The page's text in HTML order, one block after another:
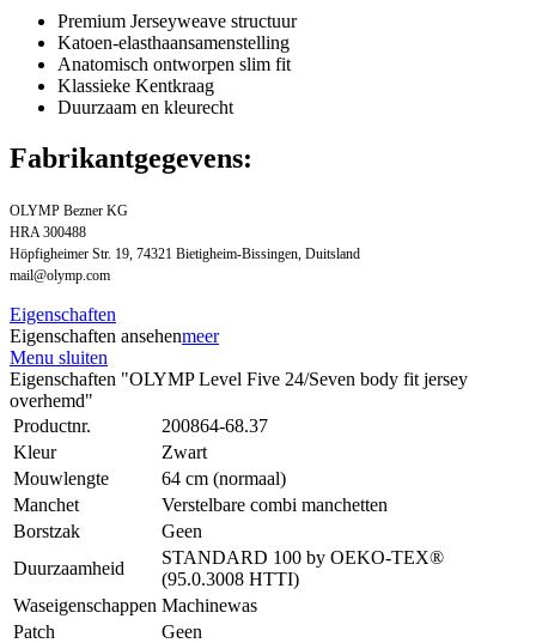
Premium Jerseyweave structuur
Katoen-elasthaansamenstelling
Anatomisch ontworpen slim fit
Klassieke Kentkraag
Duurzaam en kleurecht
Fabrikantgegevens:
OLYMP Bezner KG
HRA 300488
Höpfigheimer Str. 19, 74321 Bietigheim-Bissingen, Duitsland
mail@olymp.com
Eigenschaften
Eigenschaften ansehenmeer
Menu sluiten
Eigenschaften "OLYMP Level Five 24/Seven body fit jersey
overhemd"
Productnr.
200864-68.37
Kleur
Zwart
Mouwlengte
64 cm (normaal)
Manchet
Verstelbare combi manchetten
Borstzak
Geen
Duurzaamheid
STANDARD 100 by OEKO-TEX®
(95.0.3008 HTTI)
Waseigenschappen Machinewas
Patch
Geen